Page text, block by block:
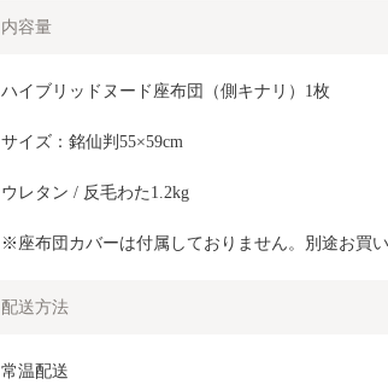
内容量
ハイブリッドヌード座布団（側キナリ）1枚
サイズ：銘仙判55×59cm
ウレタン / 反毛わた1.2kg
※座布団カバーは付属しておりません。別途お買い
配送方法
常温配送